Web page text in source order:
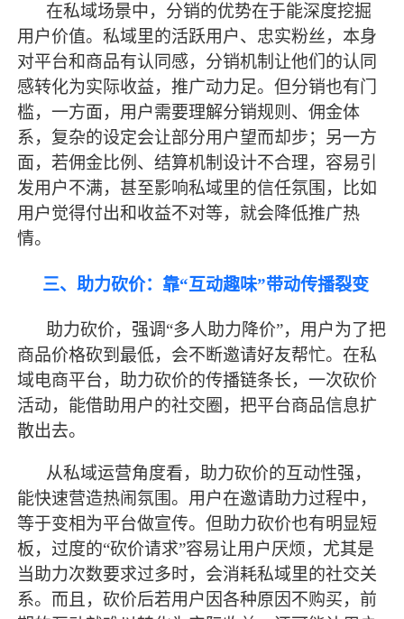
在私域场景中，分销的优势在于能深度挖掘
用户价值。私域里的活跃用户、忠实粉丝，本身
对平台和商品有认同感，分销机制让他们的认同
感转化为实际收益，推广动力足。但分销也有门
槛，一方面，用户需要理解分销规则、佣金体
系，复杂的设定会让部分用户望而却步；另一方
面，若佣金比例、结算机制设计不合理，容易引
发用户不满，甚至影响私域里的信任氛围，比如
用户觉得付出和收益不对等，就会降低推广热
情。
三、助力砍价：靠“互动趣味”带动传播裂变
助力砍价，强调“多人助力降价”，用户为了把
商品价格砍到 最低，会不断邀请好友帮忙。在私
域电商平台，助力砍价的传播链条长，一次砍价
活动，能借助用户的社交圈，把平台商品信息扩
散出去。
从私域运营角度看，助力砍价的互动性强，
能快速营造热闹氛围。用户在邀请助力过程中，
等于变相为平台做宣传。但助力砍价也有明显短
板，过度的“砍价请求”容易让用户厌烦，尤其是
当助力次数要求过多时，会消耗私域里的社交关
系。而且，砍价后若用户因各种原因不购买，前